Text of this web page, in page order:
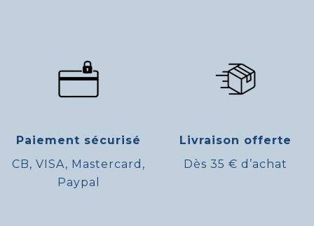
Paiement sécurisé
CB, VISA, Mastercard,
Paypal
Livraison offerte
Dès 35 € d’achat